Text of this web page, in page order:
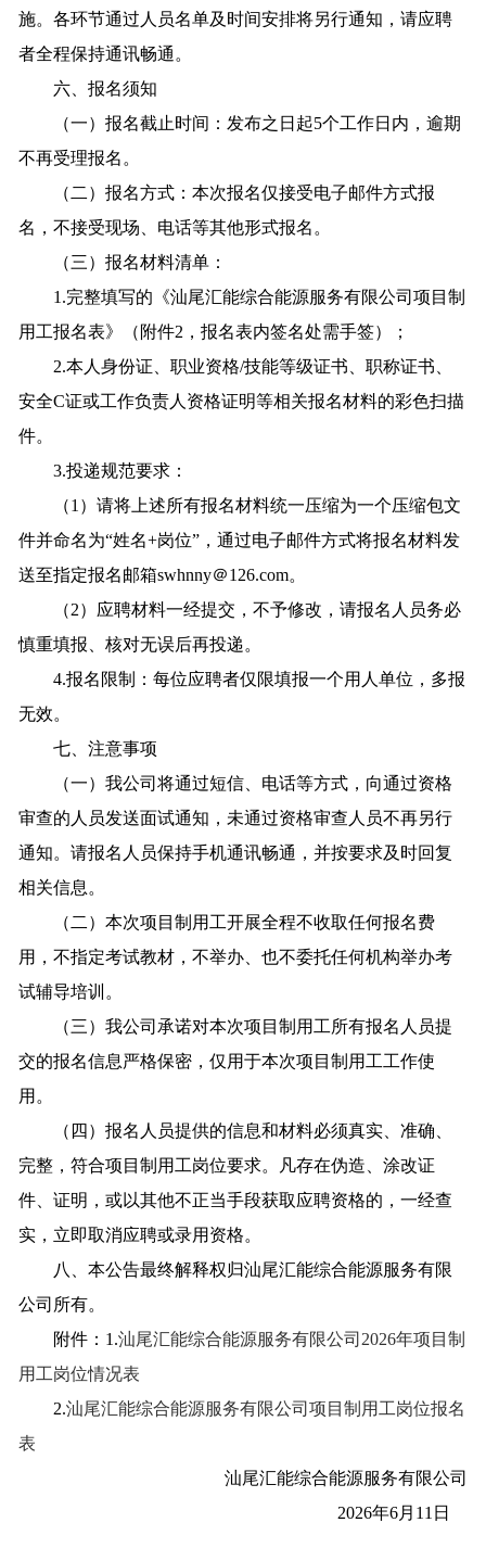
施。各环节通过人员名单及时间安排将另行通知，请应聘
者全程保持通讯畅通。
六、报名须知
（一）报名截止时间：发布之日起5个工作日内，逾期
不再受理报名。
（二）报名方式：本次报名仅接受电子邮件方式报
名，不接受现场、电话等其他形式报名。
（三）报名材料清单：
1.完整填写的《汕尾汇能综合能源服务有限公司项目制
用工报名表》（附件2，报名表内签名处需手签）；
2.本人身份证、职业资格/技能等级证书、职称证书、
安全C证或工作负责人资格证明等相关报名材料的彩色扫描
件。
3.投递规范要求：
（1）请将上述所有报名材料统一压缩为一个压缩包文
件并命名为“姓名+岗位”，通过电子邮件方式将报名材料发
送至指定报名邮箱swhnny＠126.com。
（2）应聘材料一经提交，不予修改，请报名人员务必
慎重填报、核对无误后再投递。
4.报名限制：每位应聘者仅限填报一个用人单位，多报
无效。
七、注意事项
（一）我公司将通过短信、电话等方式，向通过资格
审查的人员发送面试通知，未通过资格审查人员不再另行
通知。请报名人员保持手机通讯畅通，并按要求及时回复
相关信息。
（二）本次项目制用工开展全程不收取任何报名费
用，不指定考试教材，不举办、也不委托任何机构举办考
试辅导培训。
（三）我公司承诺对本次项目制用工所有报名人员提
交的报名信息严格保密，仅用于本次项目制用工工作使
用。
（四）报名人员提供的信息和材料必须真实、准确、
完整，符合项目制用工岗位要求。凡存在伪造、涂改证
件、证明，或以其他不正当手段获取应聘资格的，一经查
实，立即取消应聘或录用资格。
八、本公告最终解释权归汕尾汇能综合能源服务有限
公司所有。
附件：1.汕尾汇能综合能源服务有限公司2026年项目制
用工岗位情况表
2.汕尾汇能综合能源服务有限公司项目制用工岗位报名
表
汕尾汇能综合能源服务有限公司
2026年6月11日